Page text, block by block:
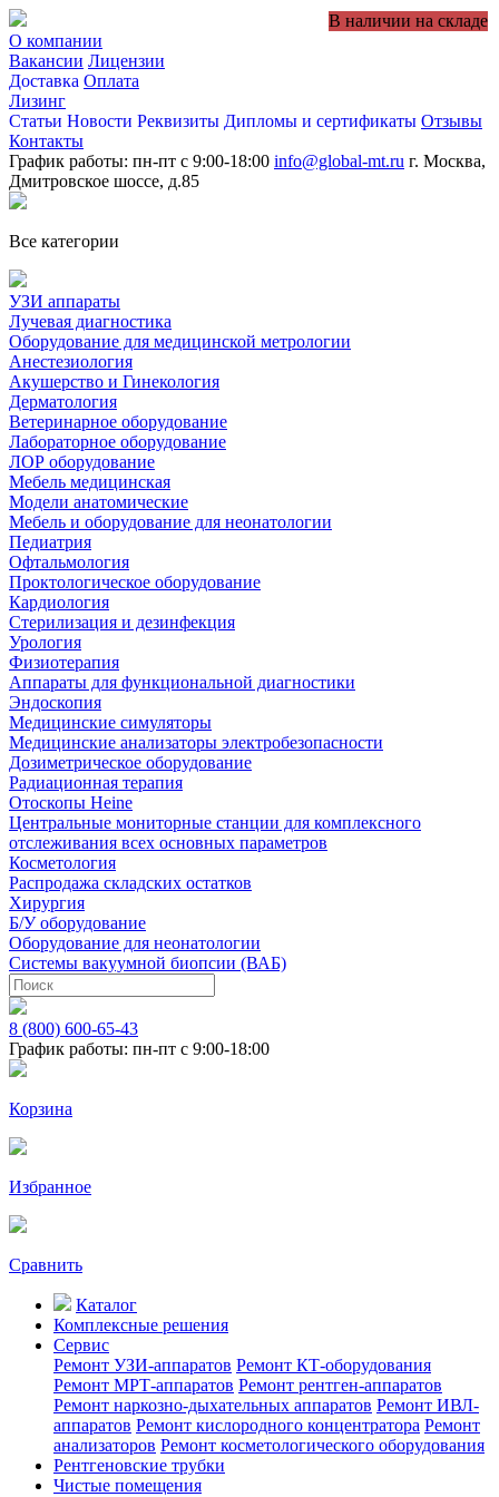
О компании
Вакансии Лицензии
Доставка Оплата
Лизинг
Статьи Новости Реквизиты Дипломы и сертификаты Отзывы
Контакты
График работы: пн-пт с 9:00-18:00 info@global-mt.ru г. Москва,
Дмитровское шоссе, д.85
Все категории
УЗИ аппараты
Лучевая диагностика
Оборудование для медицинской метрологии
Анестезиология
Акушерство и Гинекология
Дерматология
Ветеринарное оборудование
Лабораторное оборудование
ЛОР оборудование
Мебель медицинская
Модели анатомические
Мебель и оборудование для неонатологии
Педиатрия
Офтальмология
Проктологическое оборудование
Кардиология
Стерилизация и дезинфекция
Урология
Физиотерапия
Аппараты для функциональной диагностики
Эндоскопия
Медицинские симуляторы
Медицинские анализаторы электробезопасности
Дозиметрическое оборудование
Радиационная терапия
Отоскопы Heine
Центральные мониторные станции для комплексного
отслеживания всех основных параметров
Косметология
Распродажа складских остатков
Хирургия
Б/У оборудование
Оборудование для неонатологии
Системы вакуумной биопсии (ВАБ)
8 (800) 600-65-43
График работы: пн-пт с 9:00-18:00
Корзина
Избранное
Сравнить
Каталог
Комплексные решения
Сервис
Ремонт УЗИ-аппаратов Ремонт КТ-оборудования
Ремонт МРТ-аппаратов Ремонт рентген-аппаратов
Ремонт наркозно-дыхательных аппаратов Ремонт ИВЛ-
аппаратов Ремонт кислородного концентратора Ремонт
анализаторов Ремонт косметологического оборудования
Рентгеновские трубки
Чистые помещения
В наличии на складе